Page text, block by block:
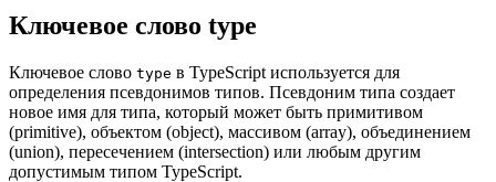
Ключевое слово type
Ключевое слово type в TypeScript используется для
определения псевдонимов типов. Псевдоним типа создает
новое имя для типа, который может быть примитивом
(primitive), объектом (object), массивом (array), объединением
(union), пересечением (intersection) или любым другим
допустимым типом TypeScript.